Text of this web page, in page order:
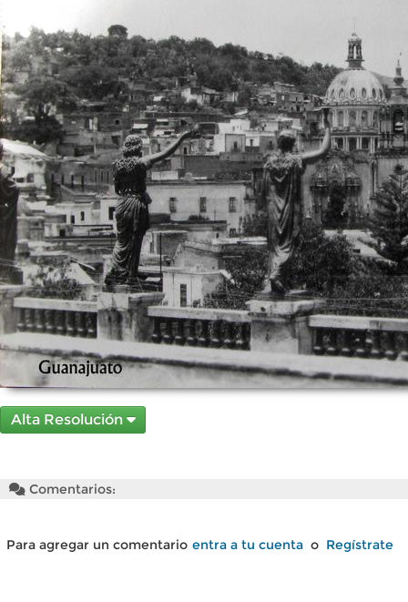
Alta Resolución
Comentarios:
Para agregar un comentario entra a tu cuenta o Regístrate